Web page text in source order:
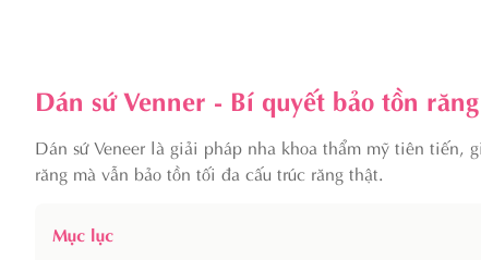
Dán sứ Venner - Bí quyết bảo tồn
Dán sứ Veneer là giải pháp nha khoa thẩm mỹ tiên tiến,
răng mà vẫn bảo tồn tối đa cấu trúc răng thật.
Mục lục